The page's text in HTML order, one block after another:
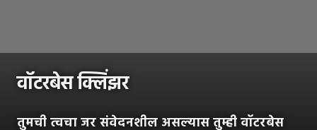
वॉटरबेस क्लिंझर
तुमची त्वचा जर संवेदनशील असल्यास तुम्ही वॉटरबेस